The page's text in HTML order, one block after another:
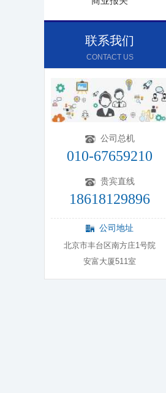
联系我们
CONTACT US
公司总机
010-67659210
贵宾直线
18618129896
公司地址
北京市丰台区南方庄1号院
安富大厦511室